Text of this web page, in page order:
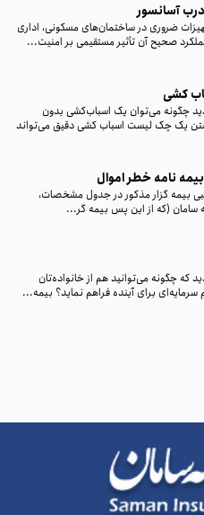
آسانسور
ضروری در ساختمان‌های مسکونی، اداری
صحیح آن تأثیر مستقیمی بر امنیت...
کشی
چگونه می‌توان یک اسباب‌کشی بدون
یک چک لیست اسباب‌ کشی دقیق می‌تواند
نامه خطر اموال
بيمه گزار مذكور در جدول مشخصات،
(كه از اين پس بيمه گر...
که چگونه می‌توانید هم از خانواده‌تان
سرمایه‌ای برای آینده فراهم نماید؟ بیمه...